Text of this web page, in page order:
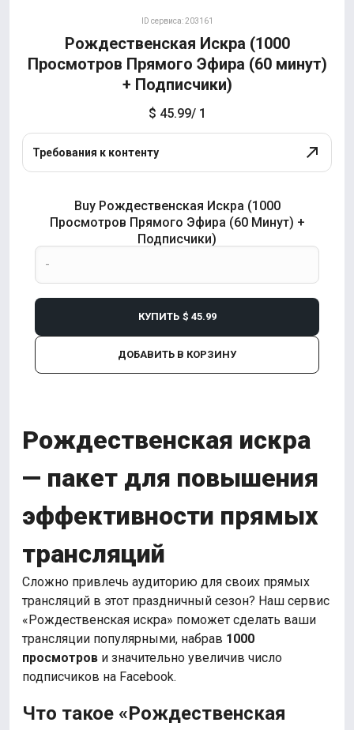
ID сервиса: 203161
Рождественская Искра (1000
Просмотров Прямого Эфира (60 минут)
+ Подписчики)
$ 45.99/ 1
Требования к контенту
Buy Рождественская Искра (1000
Просмотров Прямого Эфира (60 Минут) +
Подписчики)
ДОБАВИТЬ В КОРЗИНУ
КУПИТЬ $ 45.99
Рождественская искра
— пакет для повышения
эффективности прямых
трансляций
Сложно привлечь аудиторию для своих прямых
трансляций в этот праздничный сезон? Наш сервис
«Рождественская искра» поможет сделать ваши
трансляции популярными, набрав 1000
просмотров и значительно увеличив число
подписчиков на Facebook.
Что такое «Рождественская